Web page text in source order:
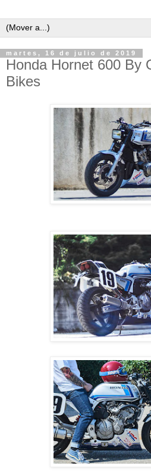
martes, 16 de julio de 2019
Honda Hornet 600 By
Bikes